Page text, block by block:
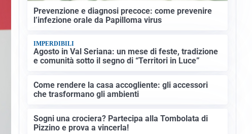
Prevenzione e diagnosi precoce: come prevenire
l’infezione orale da Papilloma virus
IMPERDIBILI
Agosto in Val Seriana: un mese di feste, tradizione
e comunità sotto il segno di “Territori in Luce”
Come rendere la casa accogliente: gli accessori
che trasformano gli ambienti
Sogni una crociera? Partecipa alla Tombolata di
Pizzino e prova a vincerla!